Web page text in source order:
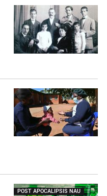
POST APOCALIPSIS NAU